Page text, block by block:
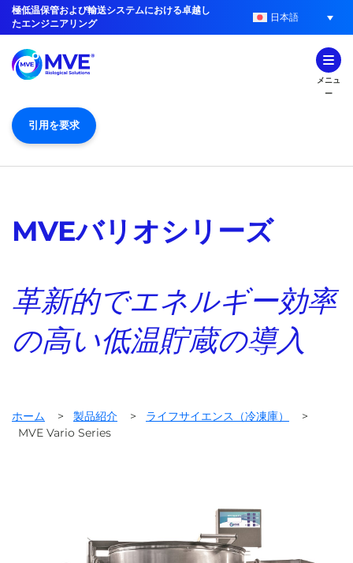
極低温保管および輸送システムにおける卓越し
たエンジニアリング
日本語
メニュ
ー
引用を要求
MVEバリオシリーズ
革新的でエネルギー効率
の高い低温貯蔵の導入
ホーム > 製品紹介 > ライフサイエンス（冷凍庫）
>
MVE Vario Series